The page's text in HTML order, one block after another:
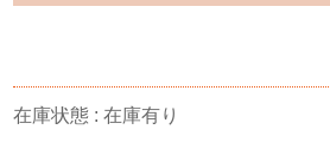
在庫状態 : 在庫有り